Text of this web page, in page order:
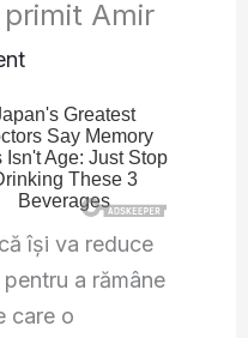
Amir
își va reduce
a rămâne
care o